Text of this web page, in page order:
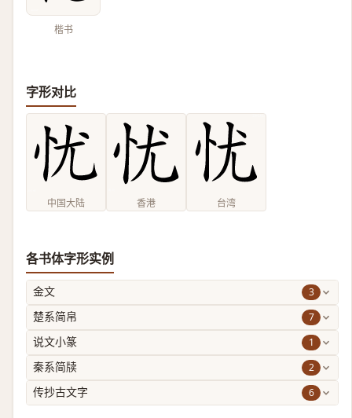
楷书
字形对比
中国大陆 香港 台湾
各书体字形实例
金文 3
楚系简帛 7
说文小篆 1
秦系简牍 2
传抄古文字 6